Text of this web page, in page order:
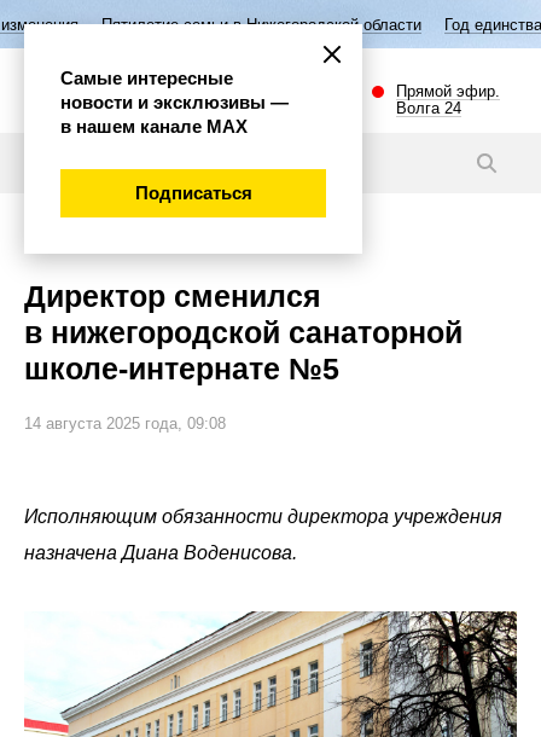
семьи в Нижегородской области Год единства народов России
Прямой эфир.
Волга 24
Директор сменился
в нижегородской санаторной
школе-интернате №5
14 августа 2025 года, 09:08
Исполняющим обязанности директора учреждения
назначена Диана Воденисова.
Самые интересные
новости и эксклюзивы —
в нашем канале МАХ
Подписаться